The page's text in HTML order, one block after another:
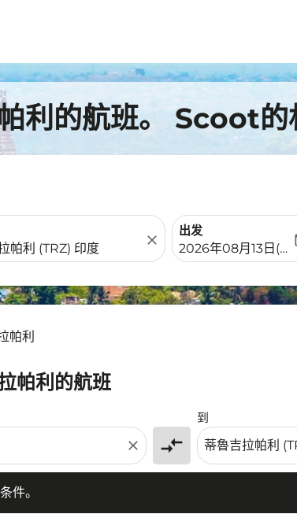
利的航班。 Scoot的
close
出发
fc-booking-
2026年08月13日(周
帕利
帕利的航班
close compare_arrows
到
件。
件。